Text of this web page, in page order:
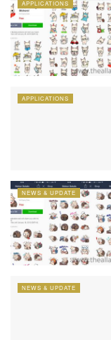
APPLICATIONS
APPLICATIONS
NEWS & UPDATE
NEWS & UPDATE